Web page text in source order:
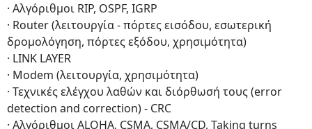
· Αλγόριθμοι RIP, OSPF, IGRP
· Router (λειτουργία - πόρτες εισόδου, εσωτερική
δρομολόγηση, πόρτες εξόδου, χρησιμότητα)
· LINK LAYER
· Μodem (λειτουργία, χρησιμότητα)
· Τεχνικές ελέγχου λαθών και διόρθωσή τους (error
detection and correction) - CRC
· Αλγόριθμοι ALOHA, CSMA, CSMA/CD, Taking turns